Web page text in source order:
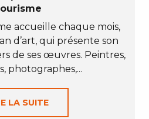
accueille chaque mois,
d’art, qui présente son
de ses œuvres. Peintres,
photographes,...
LA SUITE